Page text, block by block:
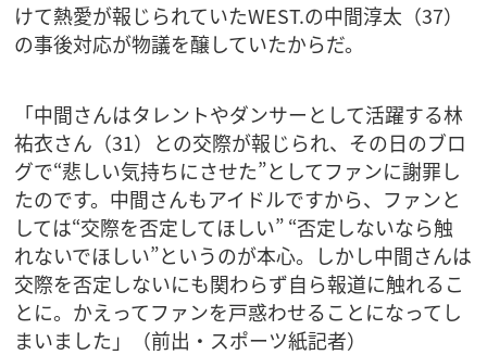
けて熱愛が報じられていたWEST.の中間淳太（37）
の事後対応が物議を醸していたからだ。
「中間さんはタレントやダンサーとして活躍する林
祐衣さん（31）との交際が報じられ、その日のブロ
グで“悲しい気持ちにさせた”としてファンに謝罪し
たのです。中間さんもアイドルですから、ファンと
しては“交際を否定してほしい” “否定しないなら触
れないでほしい”というのが本心。しかし中間さんは
交際を否定しないにも関わらず自ら報道に触れるこ
とに。かえってファンを戸惑わせることになってし
まいました」（前出・スポーツ紙記者）